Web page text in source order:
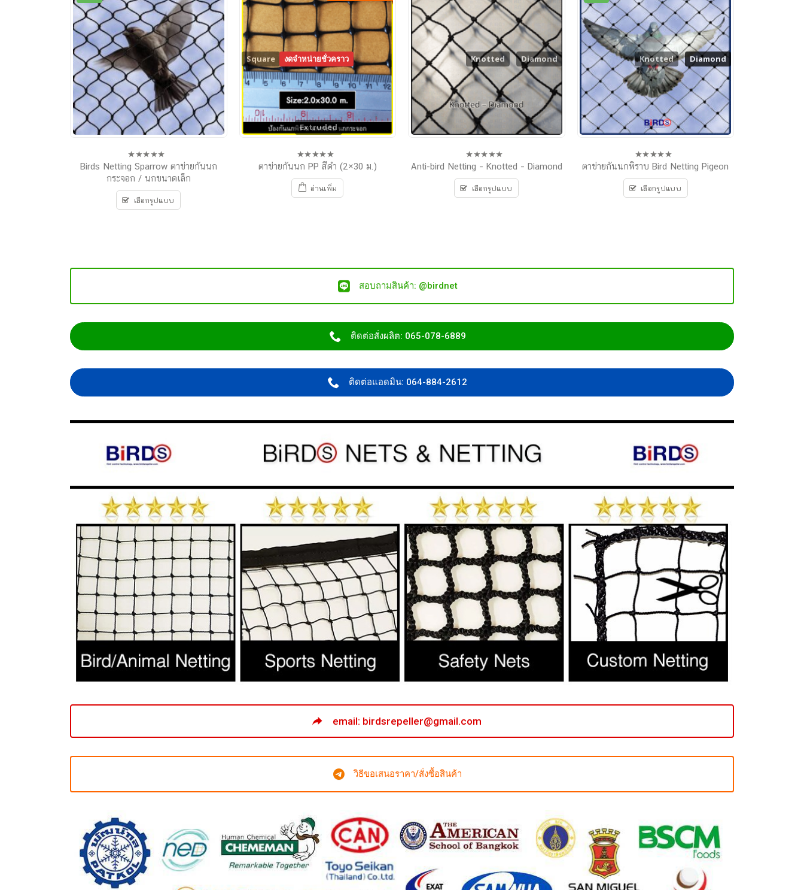
0
out
Birds Netting Sparrow ตาข่ายกันนก
กระจอก / นกขนาดเล็ก
เลือกรูปแบบ
Extruded
Square งดจำหน่ายชั่วคราว
0
out
of
5
ตาข่ายกันนก PP สีดำ (2×30 ม.)
อ่านเพิ่ม
Diamond
Knotted
0
out
of
Anti-bird Netting – Knotted – Diamond
เลือกรูปแบบ
Diamond
Diamond
Knotted
0
out
of
ตาข่ายกันนกพิราบ Bird Netting Pigeon
เลือกรูปแบบ
สอบถามสินค้า: @birdnet
ติดต่อสั่งผลิต: 065-078-6889
ติดต่อแอดมิน: 064-884-2612
email: birdsrepeller@gmail.com
วิธีขอเสนอราคา/สั่งซื้อสินค้า